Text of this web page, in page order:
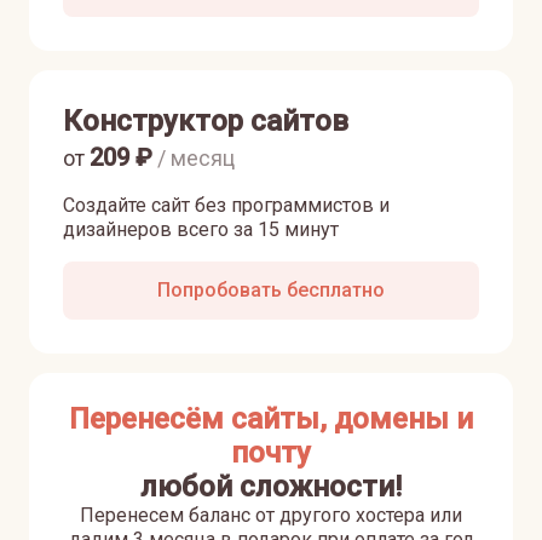
Конструктор сайтов
Создайте сайт без программистов и
дизайнеров всего за 15 минут
от 209₽ / месяц
Попробовать бесплатно
Перенесём сайты, домены и
почту
любой сложности!
Перенесем баланс от другого хостера или